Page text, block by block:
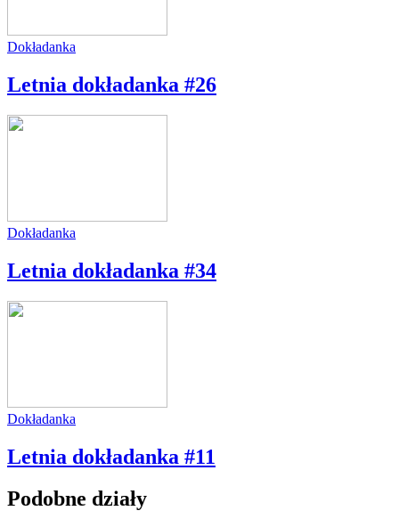
Dokładanka
Letnia dokładanka #26
Dokładanka
Letnia dokładanka #34
Dokładanka
Letnia dokładanka #11
Podobne działy